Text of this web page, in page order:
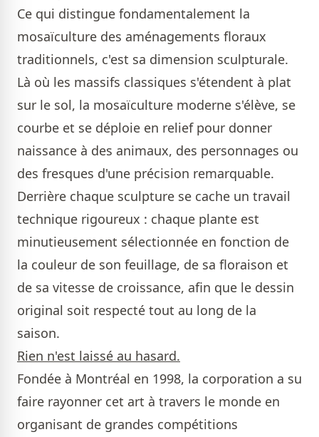
Ce qui distingue fondamentalement la
mosaïculture des aménagements floraux
traditionnels, c'est sa dimension sculpturale.
Là où les massifs classiques s'étendent à plat
sur le sol, la mosaïculture moderne s'élève, se
courbe et se déploie en relief pour donner
naissance à des animaux, des personnages ou
des fresques d'une précision remarquable.
Derrière chaque sculpture se cache un travail
technique rigoureux : chaque plante est
minutieusement sélectionnée en fonction de
la couleur de son feuillage, de sa floraison et
de sa vitesse de croissance, afin que le dessin
original soit respecté tout au long de la
saison.
Rien n'est laissé au hasard.
Fondée à Montréal en 1998, la corporation a su
faire rayonner cet art à travers le monde en
organisant de grandes compétitions